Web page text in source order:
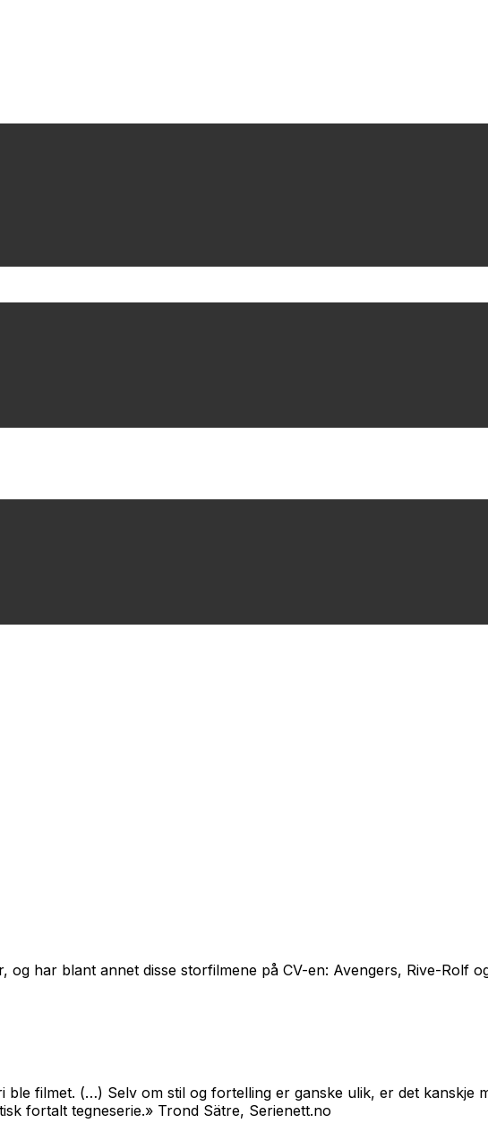
og har blant annet disse storfilmene på CV-en: Avengers, Rive-Rolf
ble filmet. (…) Selv om stil og fortelling er ganske ulik, er det kanskje
fortalt tegneserie.» Trond Sätre, Serienett.no